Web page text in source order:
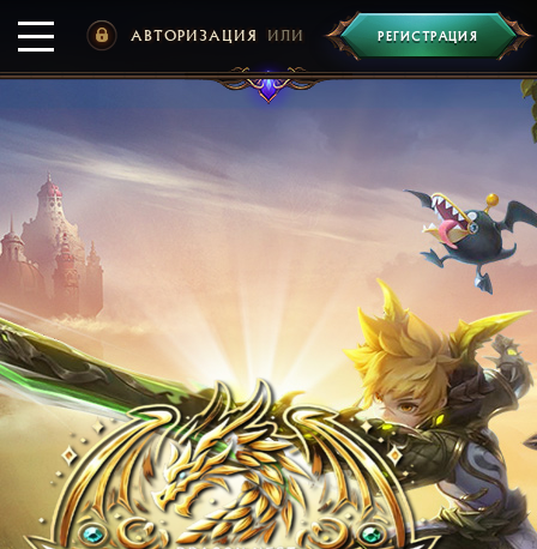
АВТОРИЗАЦИЯ ИЛИ РЕГИСТРАЦИЯ